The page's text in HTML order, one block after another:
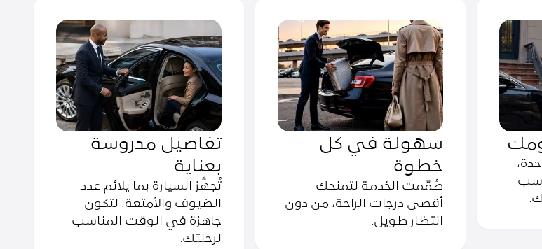
سهولة في كل
خطوة
صُمّمت الخدمة لتمنحك
أقصى درجات الراحة، من دون
انتظار طويل.
تفاصيل مدروسة
بعناية
تُجهَّز السيارة بما يلائم عدد
الضيوف والأمتعة، لتكون
جاهزة في الوقت المناسب
لرحلتك.